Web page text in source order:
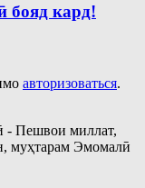
бояд кард!
авторизоваться.
- Пешвои миллат,
муҳтарам Эмомалӣ